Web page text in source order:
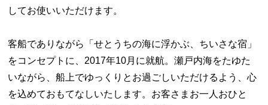
してお使いいただけます。
客船でありながら「せとうちの海に浮かぶ、ちいさな宿」
をコンセプトに、2017年10月に就航。瀬戸内海をたゆた
いながら、船上でゆっくりとお過ごしいただけるよう、心
を込めておもてなしいたします。お客さまお一人おひと